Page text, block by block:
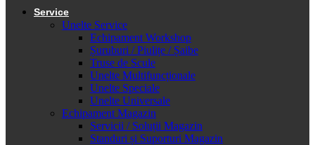
Service
Unelte Service
Echipament Workshop
Șuruburi / Piulițe / Șaibe
Truse de Scule
Unelte Multifuncționale
Unelte Speciale
Unelte Universale
Echipament Magazin
Servicii / Soluții Magazin
Standuri și Suporturi Magazin